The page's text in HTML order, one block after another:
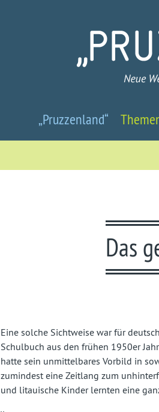
-
Neue
fast
Land
„Pruzzenland“
Das
Eine solche Sichtweise war für
Schulbuch aus den frühen 1950er
hatte sein unmittelbares Vorbild in
zumindest eine Zeitlang zum
und litauische Kinder lernten eine